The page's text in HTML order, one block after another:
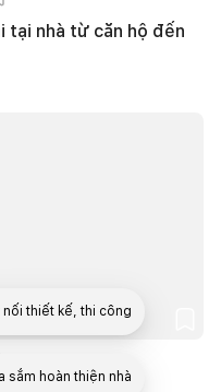
tại nhà từ căn hộ đến
12
nối thiết kế, thi công
sắm hoàn thiện nhà